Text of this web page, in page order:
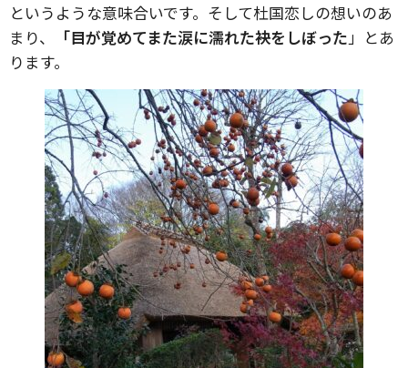
というような意味合いです。そして杜国恋しの想いのあ
まり、
「目が覚めてまた涙に濡れた袂をしぼった」とあ
ります。